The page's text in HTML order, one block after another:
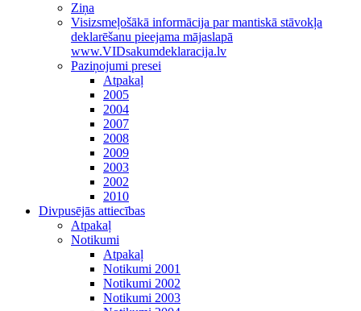
Ziņa
Visizsmeļošākā informācija par mantiskā stāvokļa
deklarēšanu pieejama mājaslapā
www.VIDsakumdeklaracija.lv
Paziņojumi presei
Atpakaļ
2005
2004
2007
2008
2009
2003
2002
2010
Divpusējās attiecības
Atpakaļ
Notikumi
Atpakaļ
Notikumi 2001
Notikumi 2002
Notikumi 2003